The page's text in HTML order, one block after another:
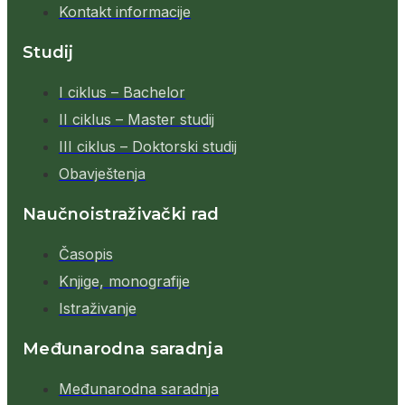
Kontakt informacije
Studij
I ciklus – Bachelor
II ciklus – Master studij
III ciklus – Doktorski studij
Obavještenja
Naučnoistraživački rad
Časopis
Knjige, monografije
Istraživanje
Međunarodna saradnja
Međunarodna saradnja